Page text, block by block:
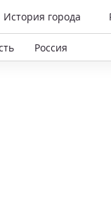
История города
Россия